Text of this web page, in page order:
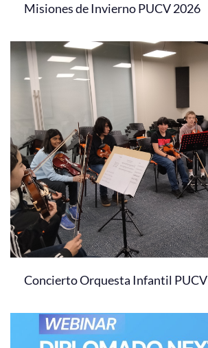
Misiones de Invierno PUCV 2026
Concierto Orquesta Infantil PUCV